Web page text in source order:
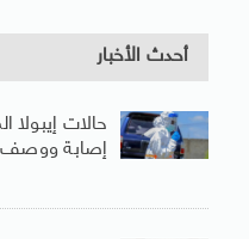
أحدث الأخبار
إصابة ووصف